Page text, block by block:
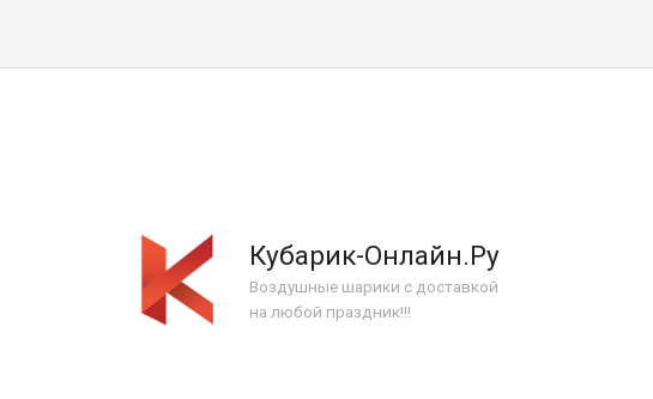
Кубарик-Онлайн.Ру
Воздушные шарики с доставкой
на любой праздник!!!